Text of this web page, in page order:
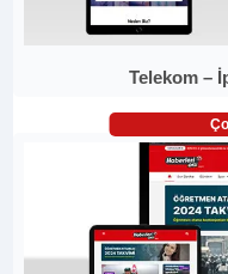
Telekom –